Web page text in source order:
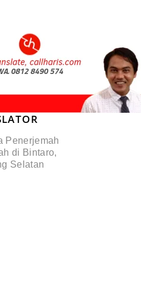
Penerjemah
di Bintaro,
Selatan